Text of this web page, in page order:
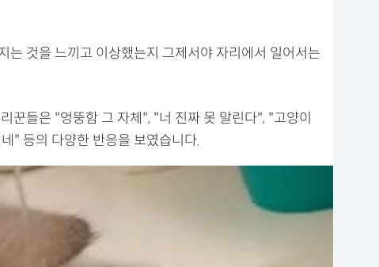
는 것을 느끼고 이상했는지 그제서야 자리에서 일어서는
꾼들은 "엉뚱함 그 자체", "너 진짜 못 말린다", "고양이
" 등의 다양한 반응을 보였습니다.